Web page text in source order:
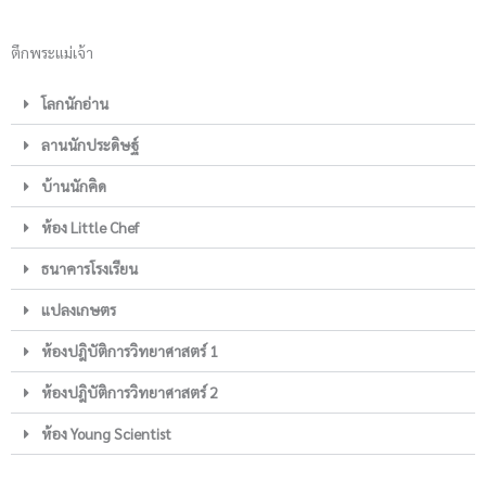
ตึกพระแม่เจ้า
โลกนักอ่าน
ลานนักประดิษฐ์
บ้านนักคิด
ห้อง Little Chef
ธนาคารโรงเรียน
แปลงเกษตร
ห้องปฎิบัติการวิทยาศาสตร์ 1
ห้องปฎิบัติการวิทยาศาสตร์ 2
ห้อง Young Scientist